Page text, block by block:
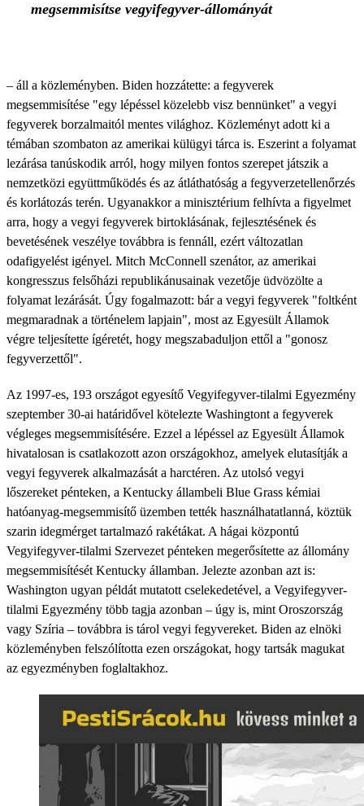
megsemmisítse vegyifegyver-állományát
– áll a közleményben. Biden hozzátette: a fegyverek
megsemmisítése "egy lépéssel közelebb visz bennünket" a vegyi
fegyverek borzalmaitól mentes világhoz. Közleményt adott ki a
témában szombaton az amerikai külügyi tárca is. Eszerint a folyamat
lezárása tanúskodik arról, hogy milyen fontos szerepet játszik a
nemzetközi együttműködés és az átláthatóság a fegyverzetellenőrzés
és korlátozás terén. Ugyanakkor a minisztérium felhívta a figyelmet
arra, hogy a vegyi fegyverek birtoklásának, fejlesztésének és
bevetésének veszélye továbbra is fennáll, ezért változatlan
odafigyelést igényel. Mitch McConnell szenátor, az amerikai
kongresszus felsőházi republikánusainak vezetője üdvözölte a
folyamat lezárását. Úgy fogalmazott: bár a vegyi fegyverek "foltként
megmaradnak a történelem lapjain", most az Egyesült Államok
végre teljesítette ígéretét, hogy megszabaduljon ettől a "gonosz
fegyverzettől".
Az 1997-es, 193 országot egyesítő Vegyifegyver-tilalmi Egyezmény
szeptember 30-ai határidővel kötelezte Washingtont a fegyverek
végleges megsemmisítésére. Ezzel a lépéssel az Egyesült Államok
hivatalosan is csatlakozott azon országokhoz, amelyek elutasítják a
vegyi fegyverek alkalmazását a harctéren. Az utolsó vegyi
lőszereket pénteken, a Kentucky állambeli Blue Grass kémiai
hatóanyag-megsemmisítő üzemben tették használhatatlanná, köztük
szarin idegmérget tartalmazó rakétákat. A hágai központú
Vegyifegyver-tilalmi Szervezet pénteken megerősítette az állomány
megsemmisítését Kentucky államban. Jelezte azonban azt is:
Washington ugyan példát mutatott cselekedetével, a Vegyifegyver-
tilalmi Egyezmény több tagja azonban – úgy is, mint Oroszország
vagy Szíria – továbbra is tárol vegyi fegyvereket. Biden az elnöki
közleményben felszólította ezen országokat, hogy tartsák magukat
az egyezményben foglaltakhoz.